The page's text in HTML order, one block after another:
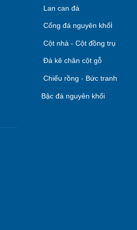
Lan can đá
Cổng đá nguyên khối
Cột nhà - Cột đồng trụ
Đá kê chân cột gỗ
Chiếu rồng - Bức tranh
Bậc đá nguyên khối